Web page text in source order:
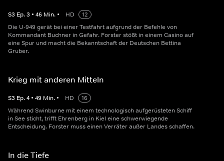
S3 Ep.3 • 46 Min. • HD
12
Die U-949 gerät bei einer Testfahrt aufgrund der Befehle von
Kommandant Buchner in Gefahr. Forster stößt in einem Casino auf
eine Spur und macht die Bekanntschaft der Deutschen Bettina
Gruber.
Krieg mit anderen Mitteln
S3 Ep.4 • 49 Min. • HD
16
Während Swinburne mit einem technologisch aufgerüsteten Schiff
in See sticht, trifft Ehrenberg in Kiel eine schwerwiegende
Entscheidung. Forster muss einen Verräter außer Landes schaffen.
In die Tiefe